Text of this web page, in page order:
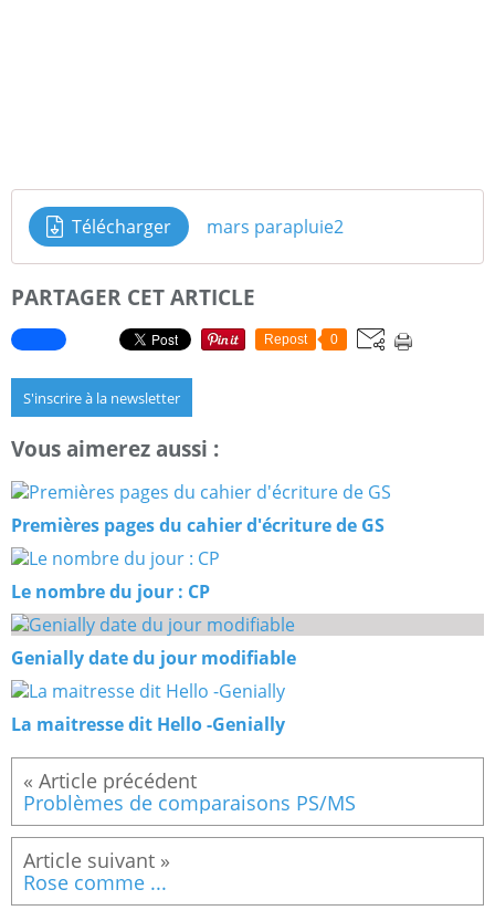
Télécharger mars parapluie2
PARTAGER CET ARTICLE
Repost 0
S'inscrire à la newsletter
Vous aimerez aussi :
Premières pages du cahier d'écriture de GS
Le nombre du jour : CP
Genially date du jour modifiable
La maitresse dit Hello -Genially
Problèmes de comparaisons PS/MS
Rose comme ...